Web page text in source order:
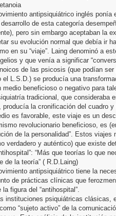
antipsiquiátrico inglés
de esta categoría
pero sin embargo aceptaban la
su evolución normal que debía ir
en su “viaje”. Laing denominó a
y que venía a significar
de las psicosis (que podían
el L.S.D.) se producía una
medio beneficioso o negativo para
tradicional, que
producía la cronificación del cuadro
es favorable, este viaje es un
revolucionario beneficioso, es
de la personalidad”. Estos viajes
verdadero y auténtico) que existe
“Más que teorías lo que
de la teoría” ( R.D.Laing)
antipsiquiátrico tiene la
de prácticas clínicas que
la figura del “antihospital”.
instituciones psiquiátricas clásicas,
“sujeto activo” de la